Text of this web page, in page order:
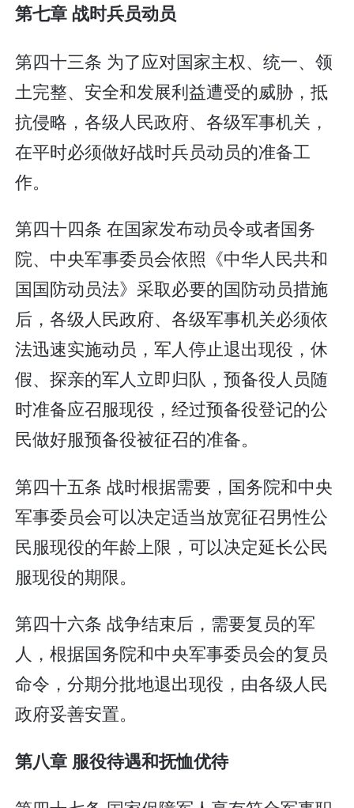
第七章 战时兵员动员
第四十三条 为了应对国家主权、统一、领
土完整、安全和发展利益遭受的威胁，抵
抗侵略，各级人民政府、各级军事机关，
在平时必须做好战时兵员动员的准备工
作。
第四十四条 在国家发布动员令或者国务
院、中央军事委员会依照《中华人民共和
国国防动员法》采取必要的国防动员措施
后，各级人民政府、各级军事机关必须依
法迅速实施动员，军人停止退出现役，休
假、探亲的军人立即归队，预备役人员随
时准备应召服现役，经过预备役登记的公
民做好服预备役被征召的准备。
第四十五条 战时根据需要，国务院和中央
军事委员会可以决定适当放宽征召男性公
民服现役的年龄上限，可以决定延长公民
服现役的期限。
第四十六条 战争结束后，需要复员的军
人，根据国务院和中央军事委员会的复员
命令，分期分批地退出现役，由各级人民
政府妥善安置。
第八章 服役待遇和抚恤优待